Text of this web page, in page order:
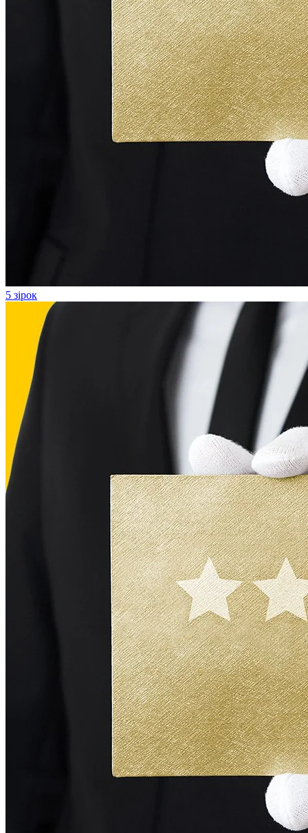
5 зірок